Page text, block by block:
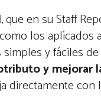
, que en su Staff
los aplicados
y fáciles
y mejorar
directamente